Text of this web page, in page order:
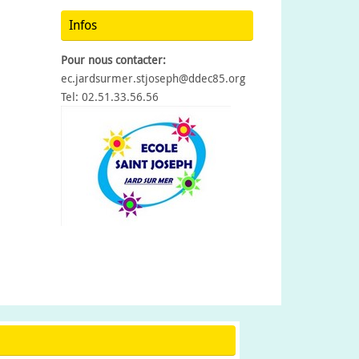
Infos
Pour nous contacter:
ec.jardsurmer.stjoseph@ddec85.org
Tel: 02.51.33.56.56